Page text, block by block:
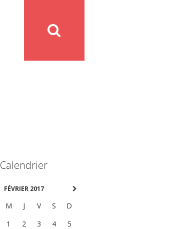
Calendrier
FÉVRIER 2017
M J V S
D
1 2 3 4
5